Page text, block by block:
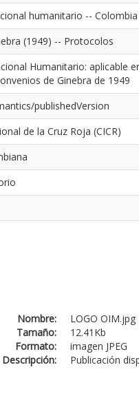
humanitario -- Colombia
(1949) -- Protocolos
Humanitario: aplicable
de Ginebra de 1949
publishedVersion
de la Cruz Roja (CICR)
Nombre:
LOGO OIM.jpg
Tamaño:
12.41Kb
Formato:
imagen JPEG
Descripción:
Publicación